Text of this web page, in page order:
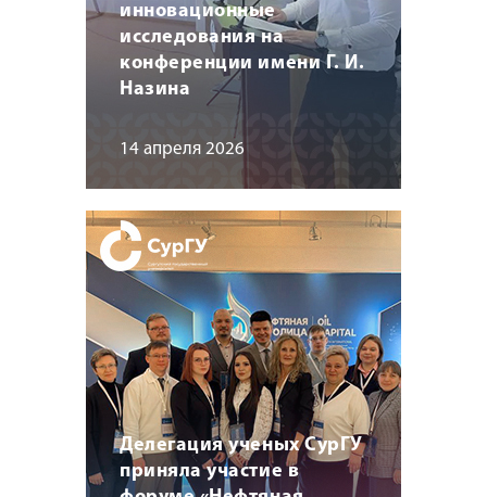
инновационные
исследования на
конференции имени Г. И.
Назина
14 апреля 2026
Делегация ученых СурГУ
приняла участие в